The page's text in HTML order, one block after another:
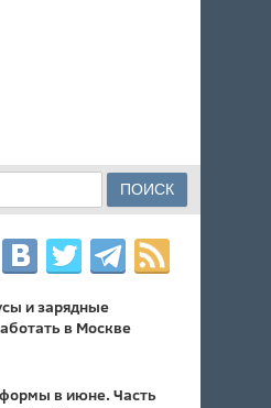
ПОИСКА
и зарядные
в Москве
в июне. Часть